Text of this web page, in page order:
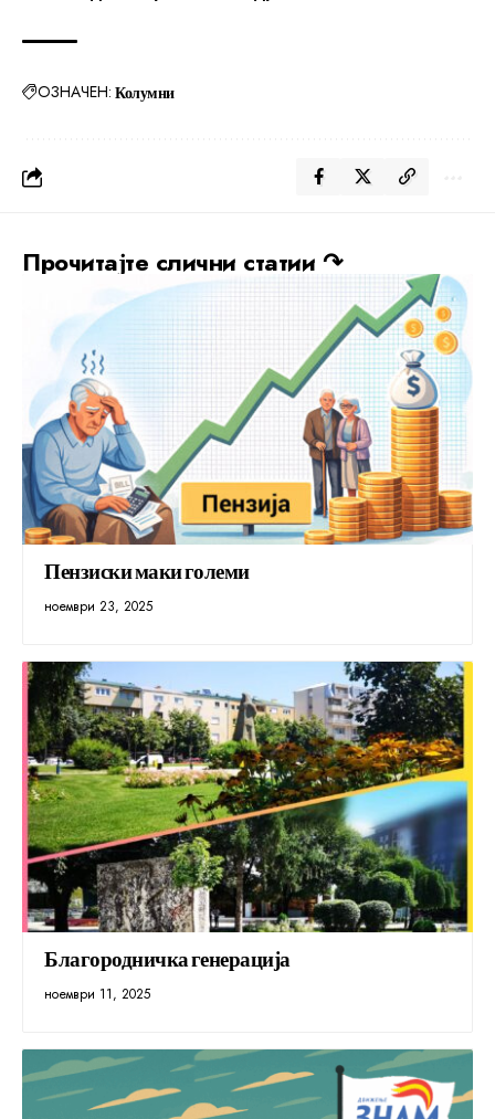
ОЗНАЧЕН: Колумни
Прочитајте слични статии ↷
Пензиски маки големи
ноември 23, 2025
Благородничка генерација
ноември 11, 2025